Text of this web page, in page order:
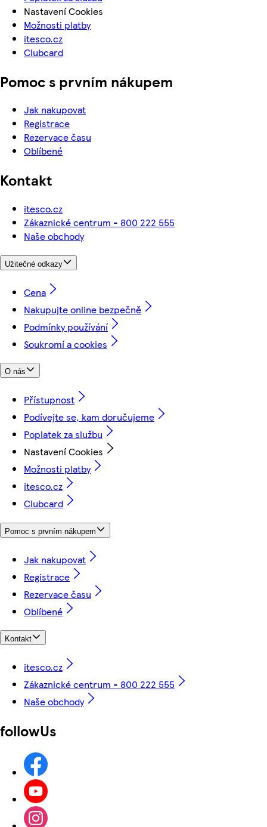
Nastavení Cookies
Možnosti platby
itesco.cz
Clubcard
Pomoc s prvním nákupem
Jak nakupovat
Registrace
Rezervace času
Oblíbené
Kontakt
itesco.cz
Zákaznické centrum - 800 222 555
Naše obchody
Užitečné odkazy
Cena
Nakupujte online bezpečně
Podmínky používání
Soukromí a cookies
O nás
Přístupnost
Podívejte se, kam doručujeme
Poplatek za službu
Nastavení Cookies
Možnosti platby
itesco.cz
Clubcard
Pomoc s prvním nákupem
Jak nakupovat
Registrace
Rezervace času
Oblíbené
Kontakt
itesco.cz
Zákaznické centrum - 800 222 555
Naše obchody
followUs